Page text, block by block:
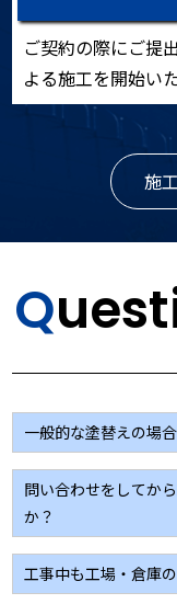
ご契約の際にご提
よる施工を開始い
施
一般的な塗替えの場
建物の大きさに
３カ月、小工事の
問い合わせをしてか
か？
現地調査→見積作
度になります。
工事中も工場・倉庫